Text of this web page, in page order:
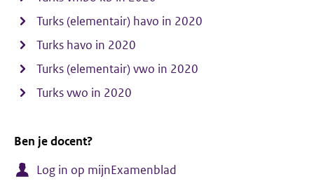
Turks (elementair) havo in 2020
Turks havo in 2020
Turks (elementair) vwo in 2020
Turks vwo in 2020
Ben je docent?
Log in op mijnExamenblad